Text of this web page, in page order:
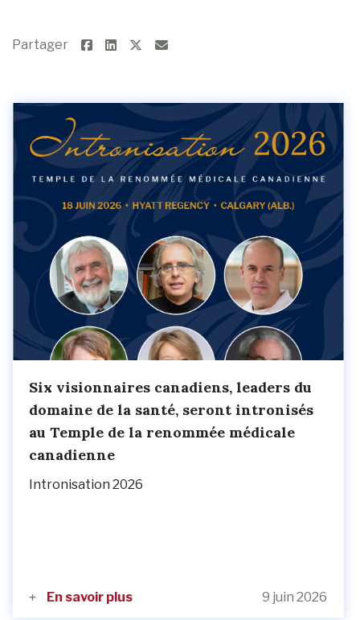
Partager
Six visionnaires canadiens, leaders du
domaine de la santé, seront intronisés
au Temple de la renommée médicale
canadienne
Intronisation 2026
En savoir plus 9 juin 2026